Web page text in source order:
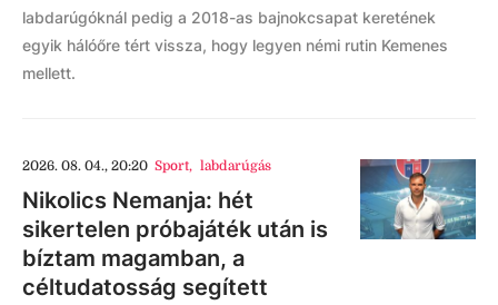
labdarúgóknál pedig a 2018-as bajnokcsapat keretének
egyik hálóőre tért vissza, hogy legyen némi rutin Kemenes
mellett.
2026. 08. 04., 20:20 Sport, labdarúgás
Nikolics Nemanja: hét
sikertelen próbajáték után is
bíztam magamban, a
céltudatosság segített